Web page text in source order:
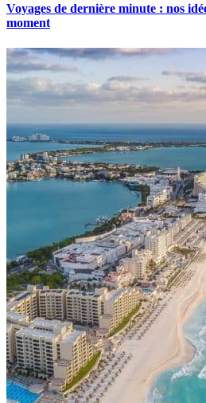
Voyages de dernière minute : nos
moment